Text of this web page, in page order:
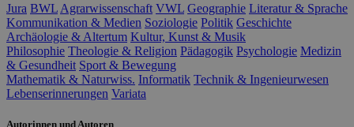
Jura BWL Agrarwissenschaft VWL Geographie Literatur & Sprache
Kommunikation & Medien Soziologie Politik Geschichte
Archäologie & Altertum Kultur, Kunst & Musik
Philosophie Theologie & Religion Pädagogik Psychologie Medizin
& Gesundheit Sport & Bewegung
Mathematik & Naturwiss. Informatik Technik & Ingenieurwesen
Lebenserinnerungen Variata
Autorinnen und Autoren